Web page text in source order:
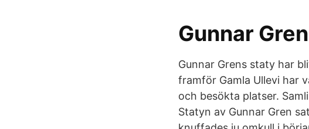
Gunnar
Gunnar Grens staty har
framför Gamla Ullevi har
och besökta platser.
Statyn av Gunnar Gren